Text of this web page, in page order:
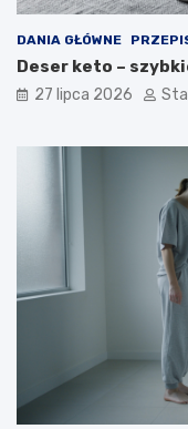
DANIA GŁÓWNE
Deser keto –
27 lipca 2026